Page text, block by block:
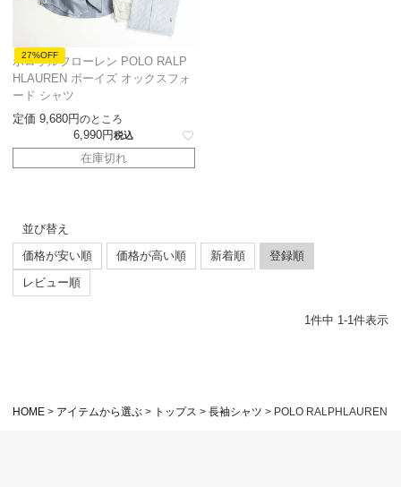
27%OFF
ポロラルフローレン POLO RALP
HLAUREN ボーイズ オックスフォ
ード シャツ
定価 9,680 のところ
6,990 税込
在庫切れ
並び替え
価格が安い順
価格が高い順 新着順
登録順
レビュー順
1件中 1-1件表示
HOME アイテムから選ぶ トップス 長袖シャツ POLO RALPHLAUREN